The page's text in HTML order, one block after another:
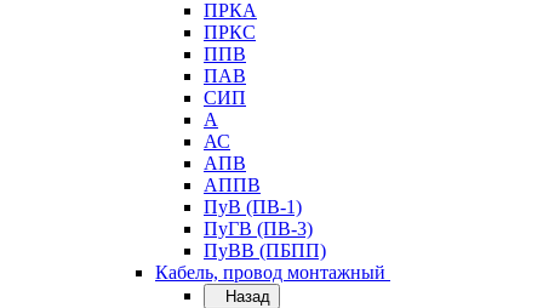
ПРКА
ПРКС
ППВ
ПАВ
СИП
А
АС
АПВ
АППВ
ПуВ (ПВ-1)
ПуГВ (ПВ-3)
ПуВВ (ПБПП)
Кабель, провод монтажный
Назад